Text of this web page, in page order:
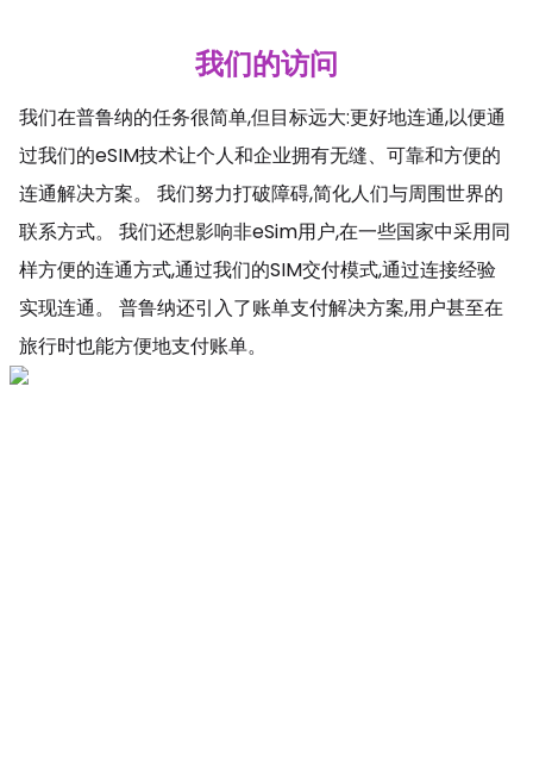
我们的访问
我们在普鲁纳的任务很简单,但目标远大:更好地连通,以便通
过我们的eSIM技术让个人和企业拥有无缝、可靠和方便的
连通解决方案。 我们努力打破障碍,简化人们与周围世界的
联系方式。 我们还想影响非eSim用户,在一些国家中采用同
样方便的连通方式,通过我们的SIM交付模式,通过连接经验
实现连通。 普鲁纳还引入了账单支付解决方案,用户甚至在
旅行时也能方便地支付账单。